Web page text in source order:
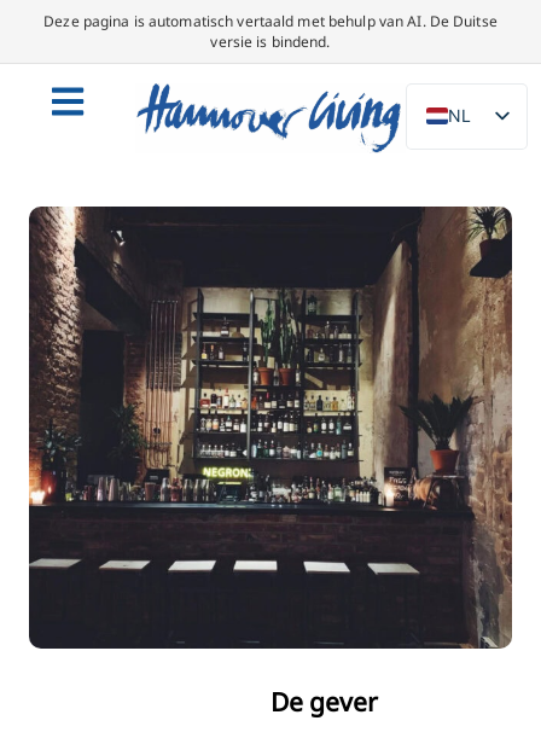
Deze pagina is automatisch vertaald met behulp van AI. De Duitse
versie is bindend.
NL
DE
PL
ES
SV
FR
PT
TR
RU
De gever